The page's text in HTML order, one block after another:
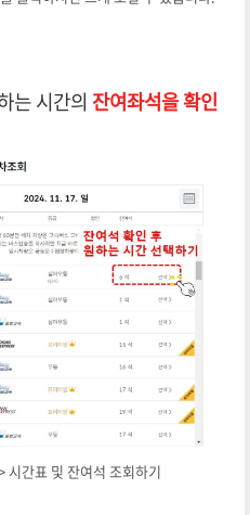
는 시간의 잔여좌석을 확인
시간표 및 잔여석 조회하기